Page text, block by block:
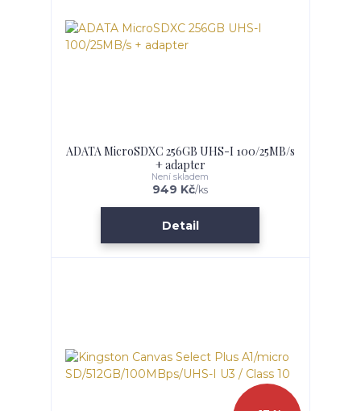
ADATA MicroSDXC 256GB UHS-I 100/25MB/s
+ adapter
949 Kč/ks
Není skladem
Detail